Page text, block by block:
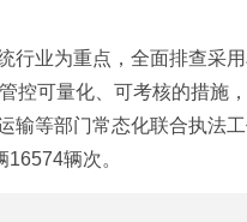
业为重点，全面排查采
控可量化、可考核的措
等部门常态化联合执法
辆次。